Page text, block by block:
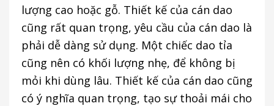
lượng cao hoặc gỗ. Thiết kế của cán dao
cũng rất quan trọng, yêu cầu của cán dao là
phải dễ dàng sử dụng. Một chiếc dao tỉa
cũng nên có khối lượng nhẹ, để không bị
mỏi khi dùng lâu. Thiết kế của cán dao cũng
có ý nghĩa quan trọng, tạo sự thoải mái cho